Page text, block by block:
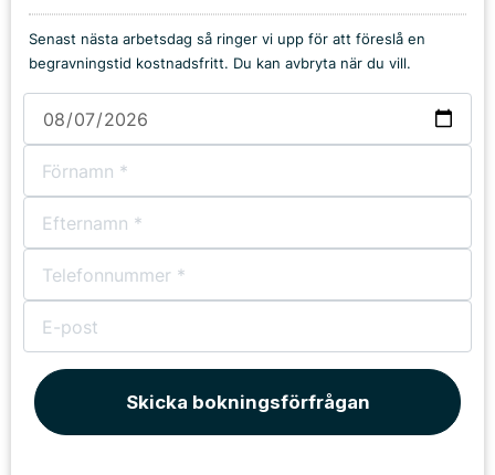
Senast nästa arbetsdag så ringer vi upp för att föreslå en
begravningstid kostnadsfritt. Du kan avbryta när du vill.
Skicka bokningsförfrågan